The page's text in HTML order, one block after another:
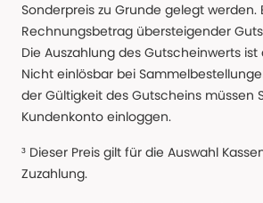
Sonderpreis zu Grunde gelegt werden.
Rechnungsbetrag übersteigender
Die Auszahlung des Gutscheinwerts
Nicht einlösbar bei
der Gültigkeit des Gutscheins müssen
Kundenkonto einloggen.
³ Dieser Preis gilt für die Auswahl
Zuzahlung.